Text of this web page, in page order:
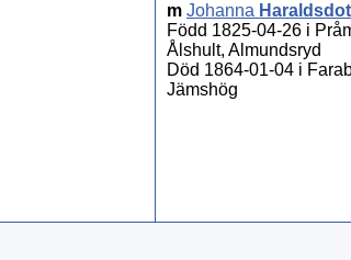
m Johanna
Född 1825-04-26 i
Ålshult, Almundsryd
Död 1864-01-04 i
Jämshög